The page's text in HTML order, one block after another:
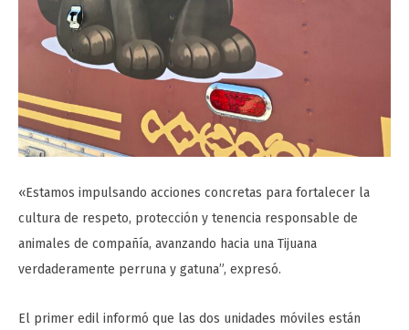
«Estamos impulsando acciones concretas para fortalecer la
cultura de respeto, protección y tenencia responsable de
animales de compañía, avanzando hacia una Tijuana
verdaderamente perruna y gatuna”, expresó.
El primer edil informó que las dos unidades móviles están